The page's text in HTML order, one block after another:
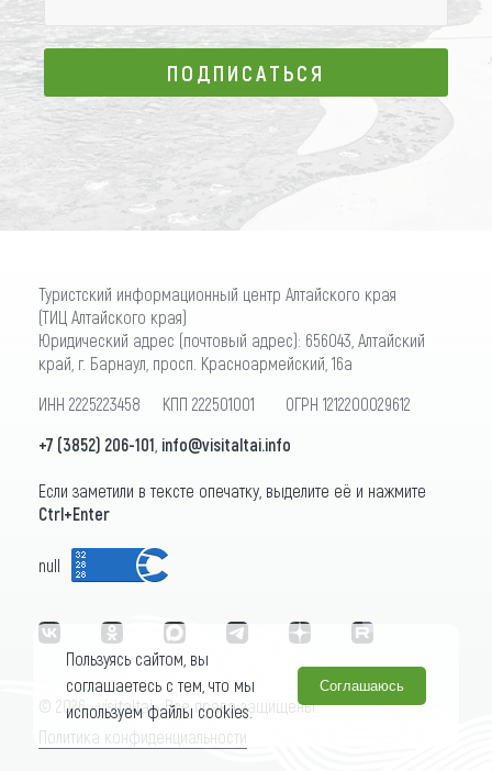
ПОДПИСАТЬСЯ
ПОДПИСАТЬСЯ
Туристский информационный центр Алтайского края
(ТИЦ Алтайского края)
Юридический адрес (почтовый адрес): 656043, Алтайский
край, г. Барнаул, просп. Красноармейский, 16а
ИНН 2225223458 КПП 222501001 ОГРН 1212200029612
+7 (3852) 206-101 info@visitaltai.info
Если заметили в тексте опечатку, выделите её и нажмите
Ctrl+Enter
null
© 2026 «visitaltai» Все права защищены.
Политика конфиденциальности
Пользуясь сайтом, вы
соглашаетесь с тем, что мы
используем файлы cookies.
Соглашаюсь